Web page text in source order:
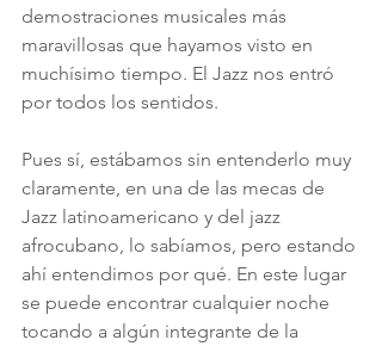
demostraciones musicales más
maravillosas que hayamos visto en
muchísimo tiempo. El Jazz nos entró
por todos los sentidos.
Pues sí, estábamos sin entenderlo muy
claramente, en una de las mecas de
Jazz latinoamericano y del jazz
afrocubano, lo sabíamos, pero estando
ahí entendimos por qué. En este lugar
se puede encontrar cualquier noche
tocando a algún integrante de la